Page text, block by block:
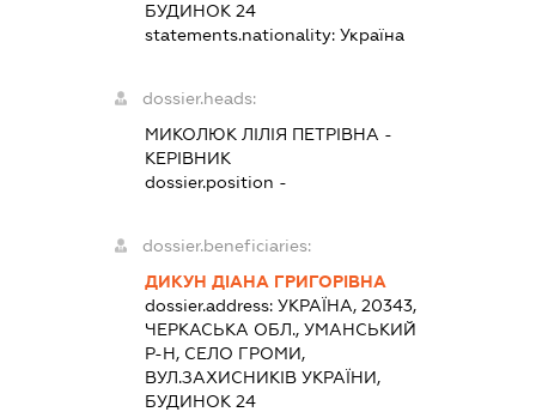
БУДИНОК 24
statements.nationality: Україна
dossier.heads:
МИКОЛЮК ЛІЛІЯ ПЕТРІВНА -
КЕРІВНИК
dossier.position -
dossier.beneficiaries:
ДИКУН ДІАНА ГРИГОРІВНА
dossier.address: УКРАЇНА, 20343,
ЧЕРКАСЬКА ОБЛ., УМАНСЬКИЙ
Р-Н, СЕЛО ГРОМИ,
ВУЛ.ЗАХИСНИКІВ УКРАЇНИ,
БУДИНОК 24